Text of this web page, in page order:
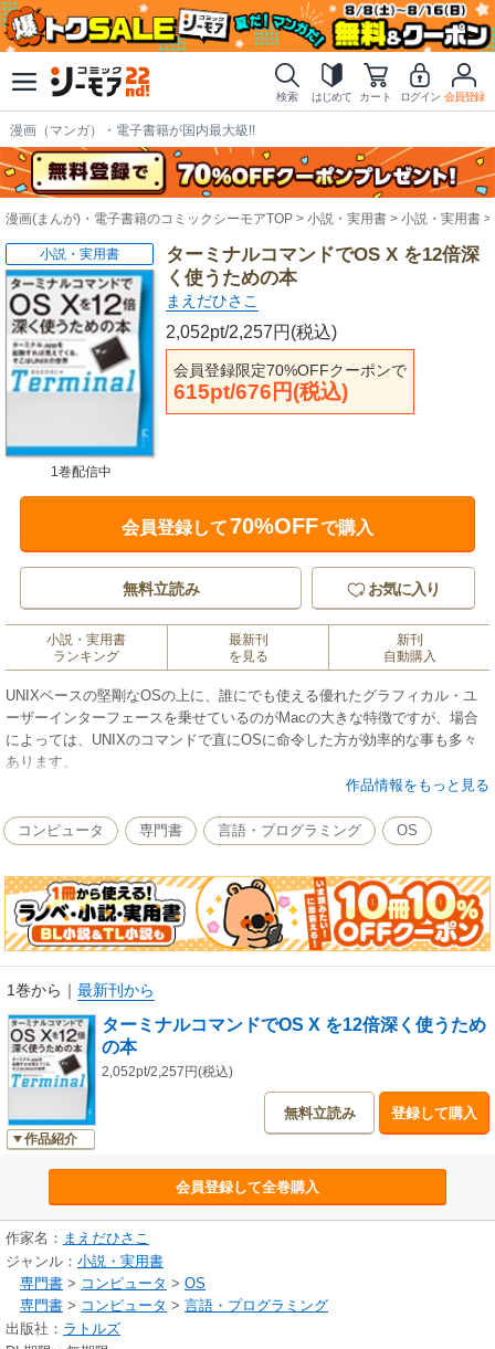
検索 はじめて カート ログイン 会員登録
漫画（マンガ）・電子書籍が国内最大級!!
漫画(まんが)・電子書籍のコミックシーモアTOP 小説・実用書 小説・実用書
ターミナルコマンドでOS X を12倍深
く使うための本
まえだひさこ
2,052pt/2,257円(税込)
会員登録限定70%OFFクーポンで
615pt/676円(税込)
小説・実用書
1巻配信中
会員登録して70%OFFで購入
無料立読み お気に入り
小説・実用書
ランキング
最新刊
を見る
新刊
自動購入
UNIXベースの堅剛なOSの上に、誰にでも使える優れたグラフィカル・ユ
ーザーインターフェースを乗せているのがMacの大きな特徴ですが、場合
によっては、UNIXのコマンドで直にOSに命令した方が効率的な事も多々
あります。
また、コマンドでなければできないことも多数あります。そのために、OS
以上のコマンドを利用することができるようになっています。
本書は、はじめてターミナルを使う人のために、利用頻度の高いコマンド
また、コマンドでなければできない操作や、UNIX系のソフトウェアの追加
など、一歩踏み込んだ事にもチャレンジします。
これからMacをUNIXマシンとして使おうと思っている人に、最適な入門書
作品情報をもっと見る
コンピュータ 専門書 言語・プログラミング OS
1巻から ｜ 最新刊から
作品紹介
ターミナルコマンドでOS X を12倍深く使うため
の本
2,052pt/2,257円(税込)
無料立読み 登録して購入
会員登録して全巻購入
作家名： まえだひさこ
ジャンル： 小説・実用書
専門書 > コンピュータ > OS
専門書 > コンピュータ > 言語・プログラミング
出版社： ラトルズ